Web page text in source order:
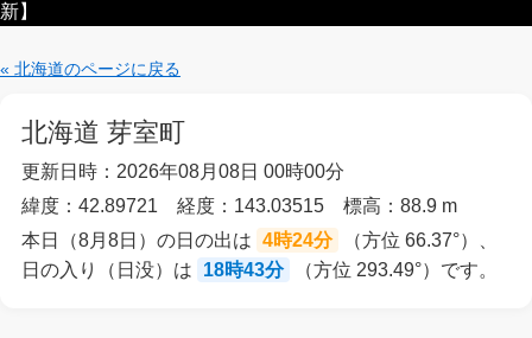
新】
« 北海道のページに戻る
北海道 芽室町
更新日時：2026年08月08日 00時00分
緯度：42.89721 経度：143.03515 標高：88.9 m
本日（8月8日）の日の出は 4時24分
（方位 66.37°）、
日の入り（日没）は
18時43分 （方位 293.49°）です。